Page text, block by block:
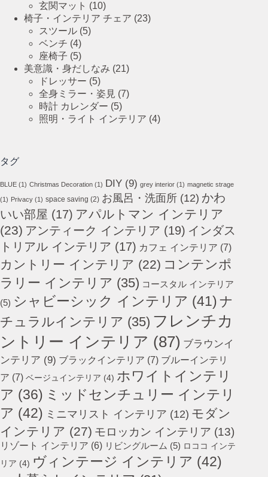
玄関マット (10)
椅子・インテリア チェア (23)
スツール (5)
ベンチ (4)
座椅子 (5)
美意識・身だしなみ (21)
ドレッサー (5)
全身ミラー・姿見 (7)
時計 カレンダー (5)
照明・ライト インテリア (4)
タグ
BLUE (1) Christmas Decoration (1) DIY (9) grey interior (1) magnetic strage
(1) Privacy (1) space saving (2) お風呂・洗面所 (12) かわ
いい部屋 (17) アパルトマン インテリア
(23) アンティーク インテリア (19) インダス
トリアル インテリア (17) カフェ インテリア (7)
カントリー インテリア (22) コンテンポ
ラリー インテリア (35) コースタル インテリア
(5) シャビーシック インテリア (41) ナ
チュラルインテリア (35) フレンチカ
ントリー インテリア (87) ブラウンイ
ンテリア (9) ブラックインテリア (7) ブルーインテリ
ア (7) ベージュインテリア (4) ホワイトインテリ
ア (36) ミッドセンチュリー インテリ
ア (42) ミニマリスト インテリア (12) モダン
インテリア (27) モロッカン インテリア (13)
リゾート インテリア (6) リビングルーム (5) ロココ インテ
リア (4) ヴィンテージ インテリア (42)